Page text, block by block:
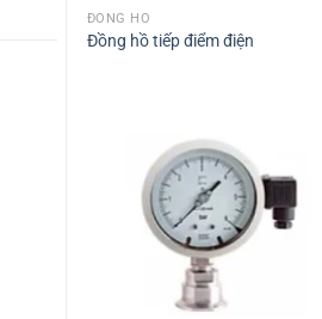
ĐỒNG HỒ
Đồng hồ tiếp điểm điện